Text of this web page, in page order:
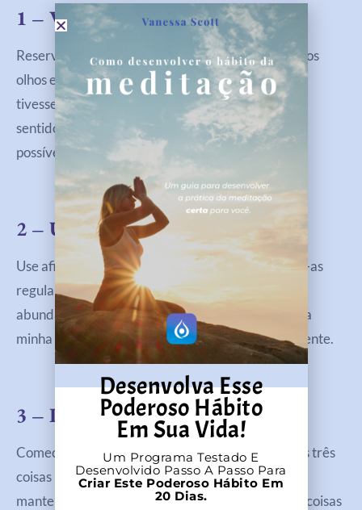
1 – Visualize Diariamente
Reserve alguns minutos todos os dias para fechar os
olhos e imaginar sua vida como se seus desejos já
tivessem se manifestado. Então, use todos os seus
sentidos para tornar essa visualização o mais real
possível.
2 – Use Afirmações Positivas
Use afirmações que reflitam seus desejos e repita-as
regularmente. Afirmações como “Eu sou digno de
abundância” ou “Eu atraio amor e felicidade para a
minha vida” ajudam a reprogramar seu subconsciente.
3 – Pratique A Gratidão
Comece um diário de gratidão e anote pelo menos três
coisas pelas quais você é grato todos os dias. Isso
manterá sua vibração alta e ajudará a atrair mais coisas
Desenvolva Esse
Poderoso Hábito
Em Sua Vida!
Um Programa Testado E
Desenvolvido Passo A Passo Para
Criar Este Poderoso Hábito Em
20 Dias.